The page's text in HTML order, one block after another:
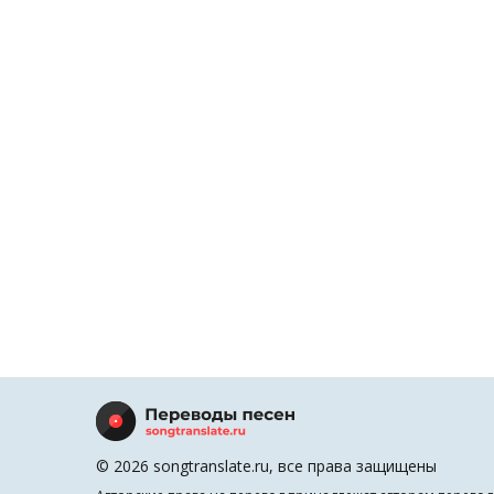
© 2026 songtranslate.ru, все права защищены